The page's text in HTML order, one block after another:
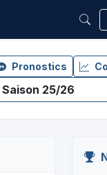
Pronostics